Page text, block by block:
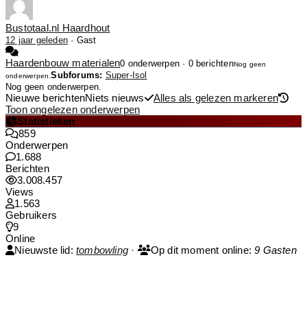
Bustotaal.nl Haardhout
12 jaar geleden · Gast
Haardenbouw materialen0 onderwerpen · 0 berichtenNog geen
onderwerpen.Subforums: Super-Isol
Nog geen onderwerpen.
Nieuwe berichtenNiets nieuws
Alles als gelezen markeren
Toon ongelezen onderwerpen
Statistieken
859
Onderwerpen
1.688
Berichten
3.008.457
Views
1.563
Gebruikers
9
Online
Nieuwste lid:tombowling · Op dit moment online:9 Gasten